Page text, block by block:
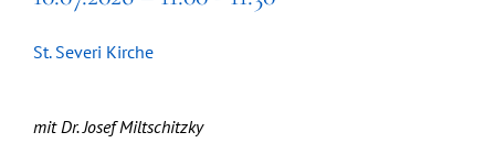
St. Severi Kirche
mit Dr. Josef Miltschitzky